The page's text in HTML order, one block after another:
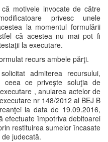
motivele invocate de către
privesc unele
la momentul formulării
că acestea nu mai pot fi
la executare.
recurs ambele părţi.
admiterea recursului,
ce priveşte soluţia de
, anularea actelor de
nr 148/2012 al BEJ B
la data de 19.09.2016,
efectuate împotriva debitoarei
restituirea sumelor încasate
judecată.